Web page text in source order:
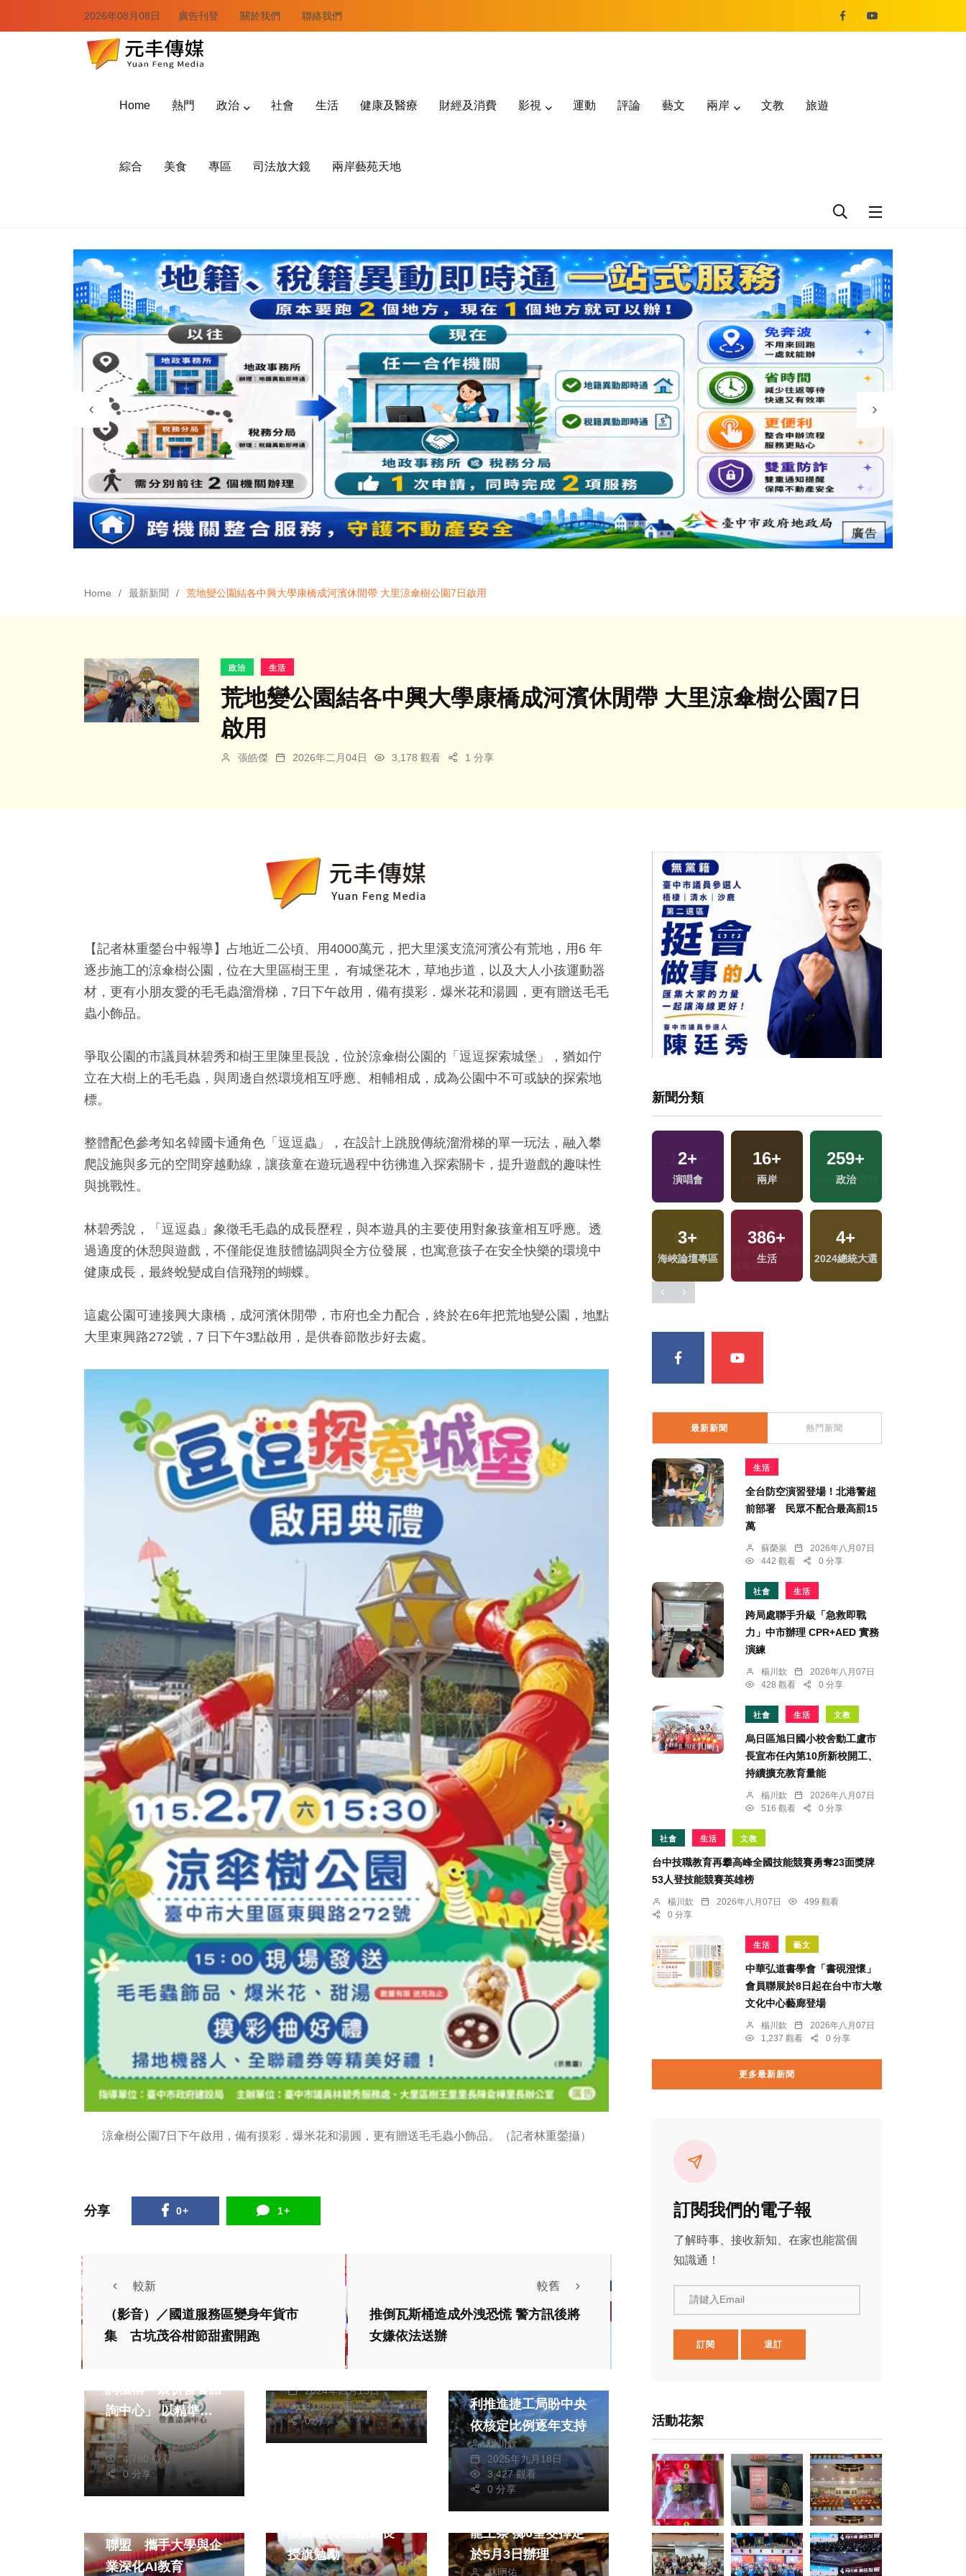
2026年08月08日 廣告刊登 關於我們 聯絡我們
Home 熱門 政治 社會 生活 健康及醫療 財經及消費 影視 運動 評論 藝文 兩岸 文教 旅遊
綜合 美食 專區 司法放大鏡 兩岸藝苑天地
Home 最新新聞 荒地變公園結各中興大學康橋成河濱休閒帶 大里涼傘樹公園7日啟用
政治 生活
荒地變公園結各中興大學康橋成河濱休閒帶 大里涼傘樹公園7日
啟用
張皓傑 2026年二月04日 3,178 觀看 1 分享
【記者林重鎣台中報導】占地近二公頃、用4000萬元，把大里溪支流河濱公有荒地，用6 年
逐步施工的涼傘樹公園，位在大里區樹王里， 有城堡花木，草地步道，以及大人小孩運動器
材，更有小朋友愛的毛毛蟲溜滑梯，7日下午啟用，備有摸彩．爆米花和湯圓，更有贈送毛毛
蟲小飾品。
爭取公園的市議員林碧秀和樹王里陳里長說，位於涼傘樹公園的「逗逗探索城堡」，猶如佇
立在大樹上的毛毛蟲，與周邊自然環境相互呼應、相輔相成，成為公園中不可或缺的探索地
標。
整體配色參考知名韓國卡通角色「逗逗蟲」，在設計上跳脫傳統溜滑梯的單一玩法，融入攀
爬設施與多元的空間穿越動線，讓孩童在遊玩過程中彷彿進入探索關卡，提升遊戲的趣味性
與挑戰性。
林碧秀說，「逗逗蟲」象徵毛毛蟲的成長歷程，與本遊具的主要使用對象孩童相互呼應。透
過適度的休憩與遊戲，不僅能促進肢體協調與全方位發展，也寓意孩子在安全快樂的環境中
健康成長，最終蛻變成自信飛翔的蝴蝶。
這處公園可連接興大康橋，成河濱休閒帶，市府也全力配合，終於在6年把荒地變公園，地點
大里東興路272號，7 日下午3點啟用，是供春節散步好去處。
涼傘樹公園7日下午啟用，備有摸彩．爆米花和湯圓，更有贈送毛毛蟲小飾品。（記者林重鎣攝）
分享 0+ 1+
較新
（影音）／國道服務區變身年貨市
集 古坑茂谷柑節甜蜜開跑
較舊
推倒瓦斯桶造成外洩恐慌 警方訊後將
女嫌依法送辦
健康及醫療
詢機構「宸忻營養諮
詢中心」 以精準數
據打造個人化健康管
理新典範
范麗玉
2025年十二月02日
4,780 觀看
0 分享
文教
高中排球甲級聯賽
中市豐商男排、東山
女排稱王封后
2024年四月15日
8,095 觀看
0 分享
利推進捷工局盼中央
依核定比例逐年支持
楊川欽
2025年九月18日
3,427 觀看
0 分享
文教
聯盟 攜手大學與企
業深化AI教育
波蘭巡演 王副縣長
授旗勉勵
陳朝枝
政治 文教
旅遊
鹿港慶端陽系列活動
龍王祭 擲6聖筊擇定
於5月3日辦理
林明佑
新聞分類
+
運動
405+
+
兩岸道教文化交
+
福建林公信俗文
化專區
17+ 0+ 159+ 5+
60+
藝文
1+
兩岸佛教文化交
兩岸藝苑天地
2+
演唱會
16+
兩岸
259+
政治
3+
海峽論壇專區
386+
生活
4+
2024總統大選
最新新聞 熱門新聞
生活
全台防空演習登場！北港警超
前部署 民眾不配合最高罰15
萬
蘇榮泉
2026年八月07日
442 觀看
0 分享
社會 生活
跨局處聯手升級「急救即戰
力」中市辦理 CPR+AED 實務
演練
楊川欽
2026年八月07日
428 觀看
0 分享
社會 生活 文教
烏日區旭日國小校舍動工盧市
長宣布任內第10所新校開工、
持續擴充教育量能
楊川欽
2026年八月07日
516 觀看
0 分享
社會 生活 文教
台中技職教育再攀高峰全國技能競賽勇奪23面獎牌
53人登技能競賽英雄榜
楊川欽 2026年八月07日
499 觀看
0 分享
生活 藝文
中華弘道書學會「書硯澄懷」
會員聯展於8日起在台中市大墩
文化中心藝廊登場
楊川欽
2026年八月07日
1,237 觀看
0 分享
更多最新新聞
訂閱我們的電子報
了解時事、接收新知、在家也能當個
知識通！
請鍵入Email
訂閱 退訂
活動花絮